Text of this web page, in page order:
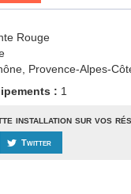
Rouge
Provence-Alpes-
: 1
installation sur vos
Twitter